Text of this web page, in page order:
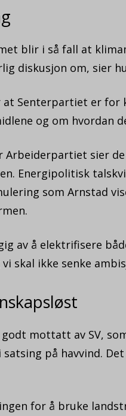
blir i så fall at
diskusjon om, sier
at Senterpartiet er for
og om hvordan
Arbeiderpartiet sier
Energipolitisk
som Arnstad
av å elektrifisere
skal ikke senke
mottatt av SV,
på havvind.
for å bruke